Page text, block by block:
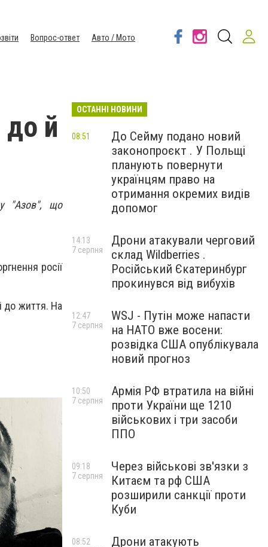
Вопрос-ответ Авто / Мото
до й
"Азов", що
росії
до життя. На
ОСТАННІ НОВИНИ
До Сейму подано новий
законопроєкт . У Польщі
планують повернути
українцям право на
отримання окремих видів
допомог
08:51
Дрони атакували черговий
склад Wildberries .
Російський Єкатеринбург
прокинувся від вибухів
14:13
7 серпня
WSJ - Путін може напасти
на НАТО вже восени:
розвідка США опублікувала
новий прогноз
12:47
7 серпня
Армія РФ втратила на війні
проти України ще 1210
військових і три засоби
ППО
10:50
7 серпня
Через військові зв'язки з
Китаєм та рф США
розширили санкції проти
Куби
09:18
7 серпня
Дрони атакують
08:52